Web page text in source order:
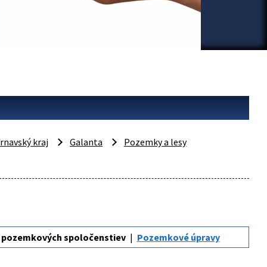
kraj Galanta
Pozemky a lesy
spoločenstiev Pozemkové úpravy